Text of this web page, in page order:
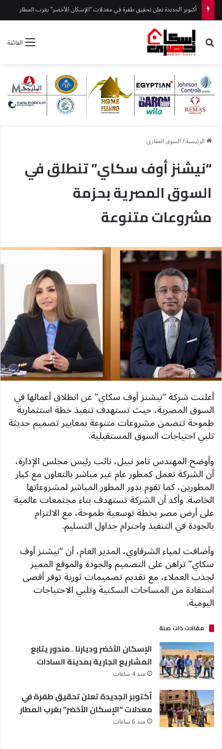
أكتوبر الجديدة تعلن تحقيق طفرة في معدلات “الإسكان الأخضر” بغرب المطار
القائمة بحث عن
الرئيسية/السوق العقارى
“نيشنز أوف سكاي” تنطلق في
السوق المصرية بحزمة
مشروعات متنوعة
أعلنت شركة “نيشنز أوف سكاي” عن انطلاق أعمالها في
السوق المصرية، حيث تستهدف تنفيذ خطة استثمارية
طموحة تتضمن مشروعات متنوعة بمعايير تصميم حديثة
تلبي احتياجات السوق المستقبلية.
وأوضح المهندس تامر نبيل، نائب رئيس مجلس الإدارة،
أن الشركة تعمل كمطور عام غير مباشر بالتعاون مع كبار
المطورين، كما تقوم بدور المطور المباشر لمشروعاتها
الخاصة. وأكد أن الشركة تستهدف بناء مجتمعات عالمية
على أرض مصر بخطة توسعية طموحة، مع الالتزام
بالجودة في التنفيذ واحترام جداول التسليم.
وأضافت لمياء الشرقاوي، المدير العام، أن “نيشنز أوف
سكاي” تراهن على التصميم والجودة والموقع المميز
لجذب العملاء، مع تقديم تصميمات ثورية توفر أقصى
استفادة من المساحات السكنية وتلبي الاحتياجات
اليومية.
مقالات ذات صلة
الإسكان الأخضر وديارنا ..مندور يتابع
المشاريع الجارية بمدينة السادات
منذ 4 ساعات
أكتوبر الجديدة تعلن تحقيق طفرة في
معدلات “الإسكان الأخضر” بغرب المطار
منذ 6 ساعات